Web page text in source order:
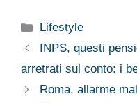
Categorie
Lifestyle
INPS, questi
arretrati sul conto: i
Roma, allarme